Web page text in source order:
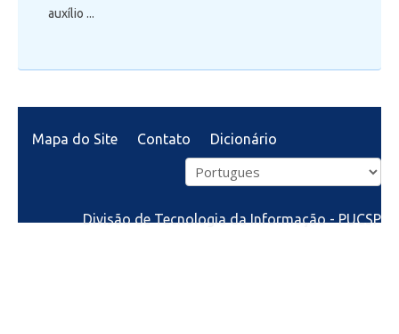
auxílio ...
Mapa do Site Contato Dicionário
Divisão de Tecnologia da Informação - PUCSP